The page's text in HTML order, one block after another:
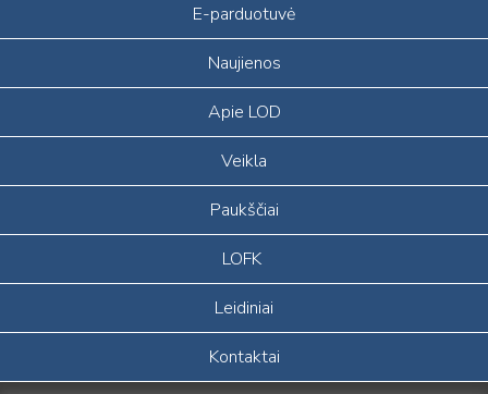
E-parduotuvė
Naujienos
Apie LOD
Veikla
Paukščiai
LOFK
Leidiniai
Kontaktai